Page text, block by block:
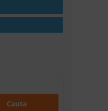
Cauta